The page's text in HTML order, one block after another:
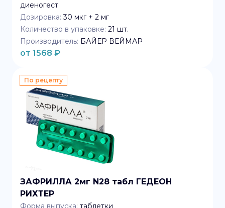
диеногест
Дозировка: 30 мкг + 2 мг
Количество в упаковке: 21 шт.
Производитель: БАЙЕР ВЕЙМАР
от 1568 ₽
По рецепту
ЗАФРИЛЛА 2мг N28 табл ГЕДЕОН
РИХТЕР
Форма выпуска: таблетки